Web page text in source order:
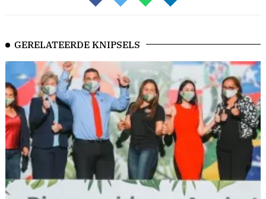
GERELATEERDE KNIPSELS